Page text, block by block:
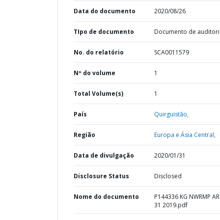
Data do documento 2020/08/26
TIpo de documento Documento de
No. do relatório SCA0011579
Nº do volume 1
Total Volume(s) 1
País Quirguistão,
Região Europa e Ásia Central,
Data de divulgação 2020/01/31
Disclosure Status Disclosed
Nome do documento
P144336 KG NWRMP
31 2019.pdf